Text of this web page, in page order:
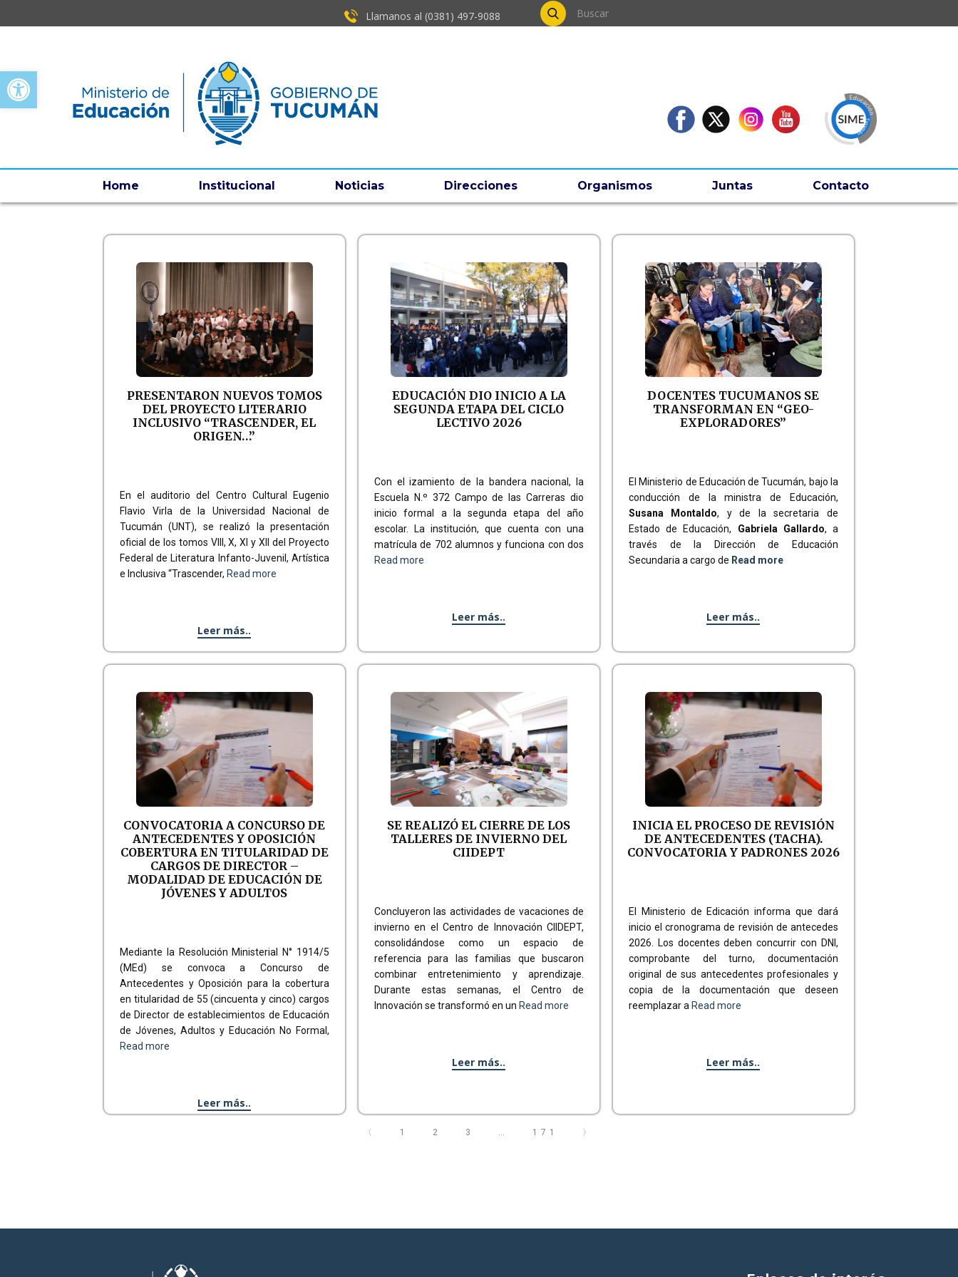
Open toolbar
Llamanos al (0381) ​497-9088
Home Institucional Noticias Direcciones Organismos Juntas Contacto
PRESENTARON NUEVOS TOMOS
DEL PROYECTO LITERARIO
INCLUSIVO “TRASCENDER, EL
ORIGEN…”
En el auditorio del Centro Cultural Eugenio
Flavio Virla de la Universidad Nacional de
Tucumán (UNT), se realizó la presentación
oficial de los tomos VIII, X, XI y XII del Proyecto
Federal de Literatura Infanto-Juvenil, Artística
e Inclusiva “Trascender, Read more
Leer más..
EDUCACIÓN DIO INICIO A LA
SEGUNDA ETAPA DEL CICLO
LECTIVO 2026
Con el izamiento de la bandera nacional, la
Escuela N.º 372 Campo de las Carreras dio
inicio formal a la segunda etapa del año
escolar. La institución, que cuenta con una
matrícula de 702 alumnos y funciona con dos
Read more
Leer más..
DOCENTES TUCUMANOS SE
TRANSFORMAN EN “GEO-
EXPLORADORES”
El Ministerio de Educación de Tucumán, bajo la
conducción de la ministra de Educación,
Susana Montaldo, y de la secretaria de
Estado de Educación, Gabriela Gallardo, a
través de la Dirección de Educación
Secundaria a cargo de Read more
Leer más..
CONVOCATORIA A CONCURSO DE
ANTECEDENTES Y OPOSICIÓN
COBERTURA EN TITULARIDAD DE
CARGOS DE DIRECTOR –
MODALIDAD DE EDUCACIÓN DE
JÓVENES Y ADULTOS
Mediante la Resolución Ministerial N° 1914/5
(MEd) se convoca a Concurso de
Antecedentes y Oposición para la cobertura
en titularidad de 55 (cincuenta y cinco) cargos
de Director de establecimientos de Educación
de Jóvenes, Adultos y Educación No Formal,
Read more
Leer más..
SE REALIZÓ EL CIERRE DE LOS
TALLERES DE INVIERNO DEL
CIIDEPT
Concluyeron las actividades de vacaciones de
invierno en el Centro de Innovación CIIDEPT,
consolidándose como un espacio de
referencia para las familias que buscaron
combinar entretenimiento y aprendizaje.
Durante estas semanas, el Centro de
Innovación se transformó en un Read more
Leer más..
INICIA EL PROCESO DE REVISIÓN
DE ANTECEDENTES (TACHA).
CONVOCATORIA Y PADRONES 2026
El Ministerio de Edicación informa que dará
inicio el cronograma de revisión de antecedes
2026. Los docentes deben concurrir con DNI,
comprobante del turno, documentación
original de sus antecedentes profesionales y
copia de la documentación que deseen
reemplazar a Read more
Leer más..
〈 1 2 3 … 171 〉